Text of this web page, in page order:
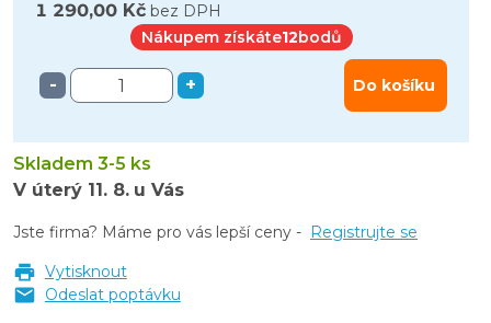
1 290,00 Kč bez DPH
Nákupem získáte12bodů
- + Do košíku
Skladem 3-5 ks
V úterý 11. 8. u Vás
Jste firma? Máme pro vás lepší ceny - Registrujte se
Vytisknout
Odeslat poptávku